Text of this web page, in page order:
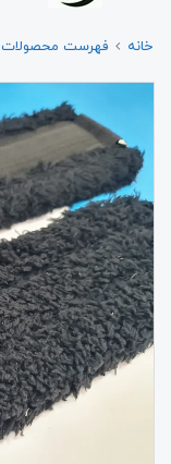
خانه فهرست محصولات